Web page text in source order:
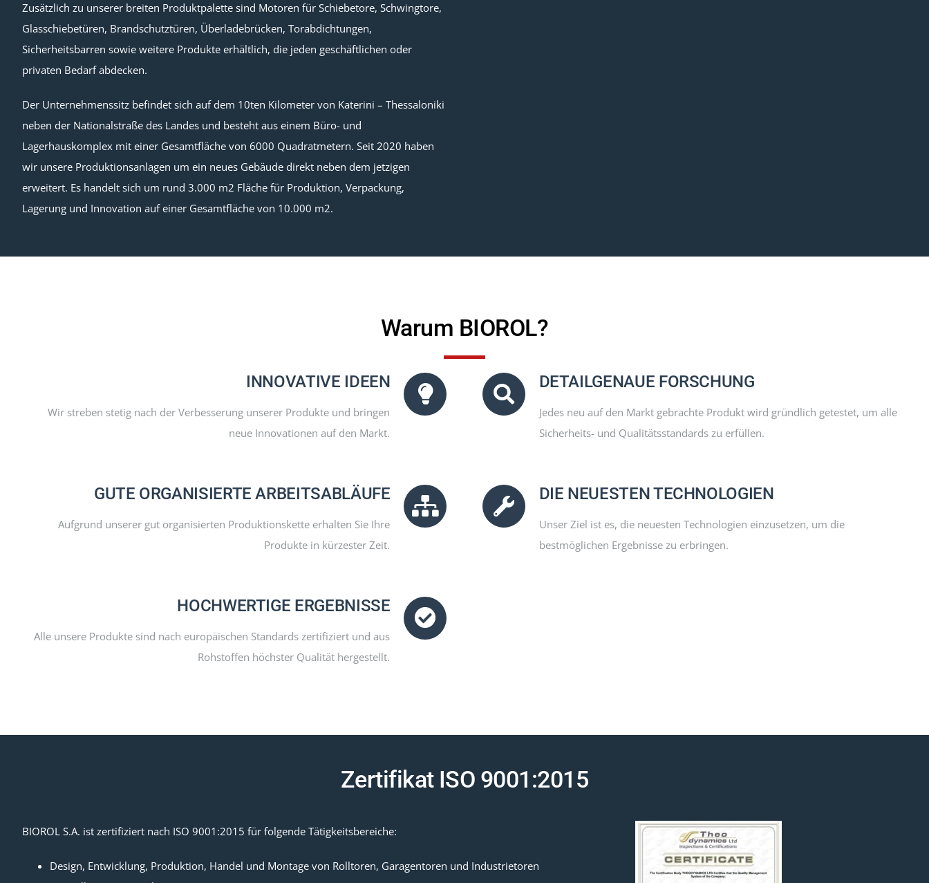
Zusätzlich zu unserer breiten Produktpalette sind Motoren für Schiebetore, Schwingtore,
Glasschiebetüren, Brandschutztüren, Überladebrücken, Torabdichtungen,
Sicherheitsbarren sowie weitere Produkte erhältlich, die jeden geschäftlichen oder
privaten Bedarf abdecken.
Der Unternehmenssitz befindet sich auf dem 10ten Kilometer von Katerini – Thessaloniki
neben der Nationalstraße des Landes und besteht aus einem Büro- und
Lagerhauskomplex mit einer Gesamtfläche von 6000 Quadratmetern. Seit 2020 haben
wir unsere Produktionsanlagen um ein neues Gebäude direkt neben dem jetzigen
erweitert. Es handelt sich um rund 3.000 m2 Fläche für Produktion, Verpackung,
Lagerung und Innovation auf einer Gesamtfläche von 10.000 m2.
Warum BIOROL?
INNOVATIVE IDEEN
Wir streben stetig nach der Verbesserung unserer Produkte und bringen
neue Innovationen auf den Markt.
GUTE ORGANISIERTE ARBEITSABLÄUFE
Aufgrund unserer gut organisierten Produktionskette erhalten Sie Ihre
Produkte in kürzester Zeit.
HOCHWERTIGE ERGEBNISSE
Alle unsere Produkte sind nach europäischen Standards zertifiziert und aus
Rohstoffen höchster Qualität hergestellt.
DETAILGENAUE FORSCHUNG
Jedes neu auf den Markt gebrachte Produkt wird gründlich getestet, um alle
Sicherheits- und Qualitätsstandards zu erfüllen.
DIE NEUESTEN TECHNOLOGIEN
Unser Ziel ist es, die neuesten Technologien einzusetzen, um die
bestmöglichen Ergebnisse zu erbringen.
Zertifikat ISO 9001:2015
BIOROL S.A. ist zertifiziert nach ISO 9001:2015 für folgende Tätigkeitsbereiche:
Design, Entwicklung, Produktion, Handel und Montage von Rolltoren, Garagentoren und Industrietoren